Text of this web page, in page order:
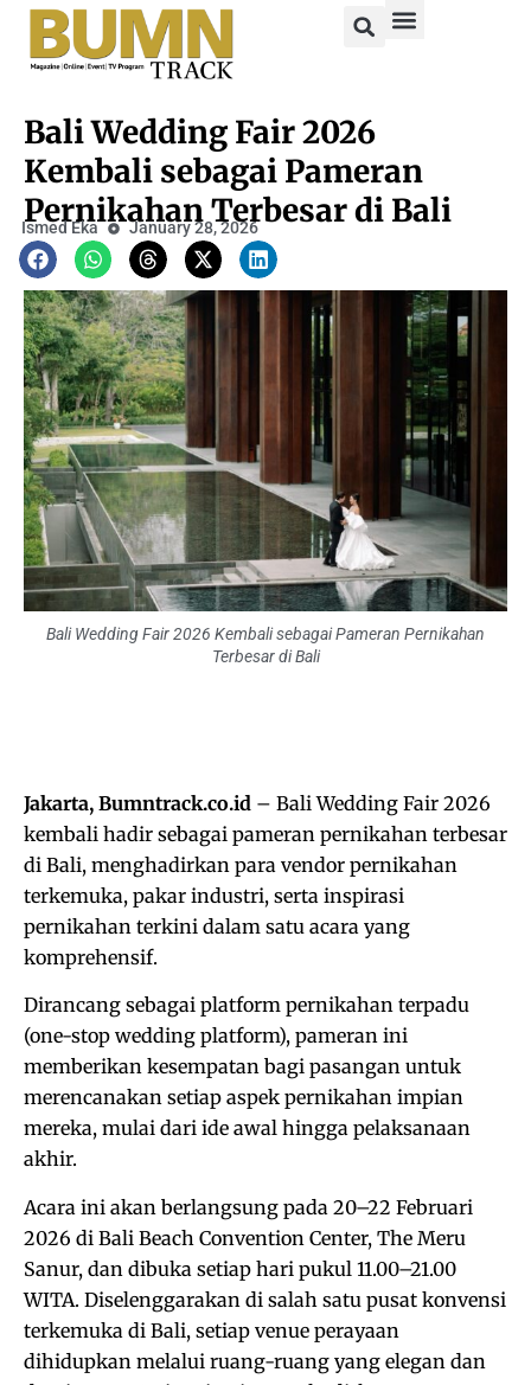
Bali Wedding Fair 2026
Kembali sebagai Pameran
Pernikahan Terbesar di Bali
Ismed Eka January 28, 2026
Bali Wedding Fair 2026 Kembali sebagai Pameran Pernikahan
Terbesar di Bali
Jakarta, Bumntrack.co.id – Bali Wedding Fair 2026
kembali hadir sebagai pameran pernikahan terbesar
di Bali, menghadirkan para vendor pernikahan
terkemuka, pakar industri, serta inspirasi
pernikahan terkini dalam satu acara yang
komprehensif.
Dirancang sebagai platform pernikahan terpadu
(one-stop wedding platform), pameran ini
memberikan kesempatan bagi pasangan untuk
merencanakan setiap aspek pernikahan impian
mereka, mulai dari ide awal hingga pelaksanaan
akhir.
Acara ini akan berlangsung pada 20–22 Februari
2026 di Bali Beach Convention Center, The Meru
Sanur, dan dibuka setiap hari pukul 11.00–21.00
WITA. Diselenggarakan di salah satu pusat konvensi
terkemuka di Bali, setiap venue perayaan
dihidupkan melalui ruang-ruang yang elegan dan